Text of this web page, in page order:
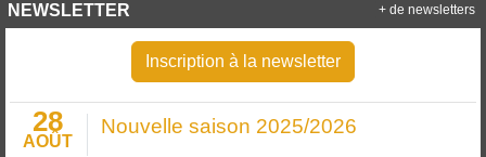
NEWSLETTER
Inscription à la newsletter
28
AOÛT
Nouvelle saison 2025/2026
+ de newsletters